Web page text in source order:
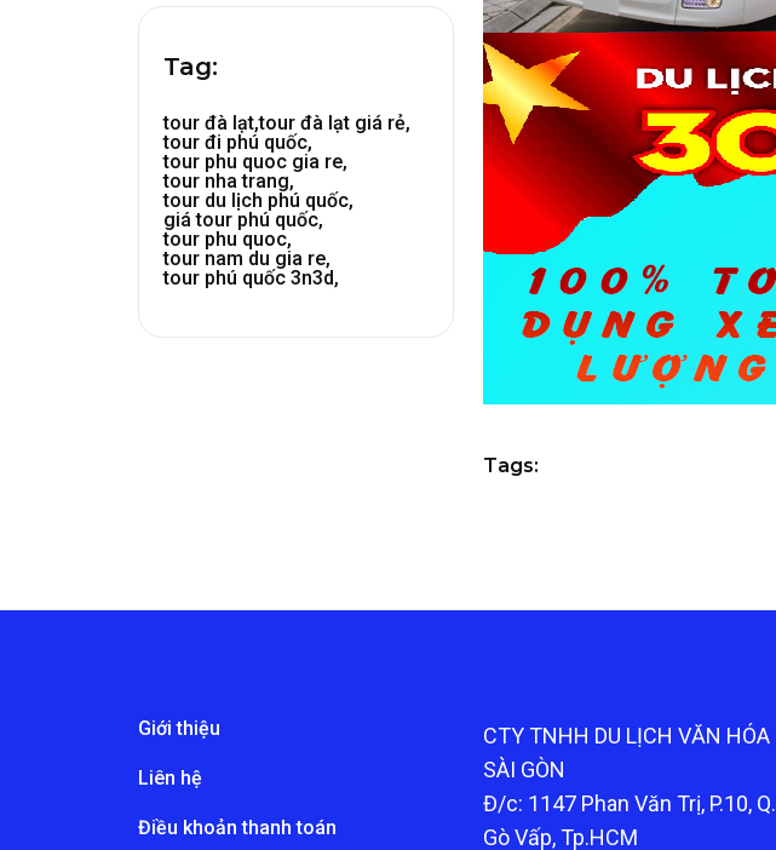
Tag:
tour đà lạt,tour đà lạt giá rẻ,
tour đi phú quốc,
tour phu quoc gia re,
tour nha trang,
tour du lịch phú quốc,
giá tour phú quốc,
tour phu quoc,
tour nam du gia re,
tour phú quốc 3n3d,
Tags:
Giới thiệu
Liên hệ
Điều khoản thanh toán
CTY TNHH DU LỊCH VĂN HÓA
SÀI GÒN
Đ/c: 1147 Phan Văn Trị, P.10, Q.
Gò Vấp, Tp.HCM